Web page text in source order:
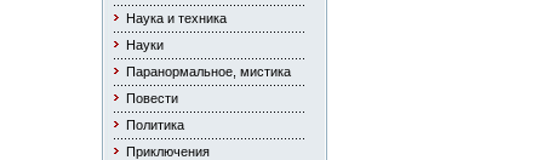
Наука и техника
Науки
Паранормальное, мистика
Повести
Политика
Приключения